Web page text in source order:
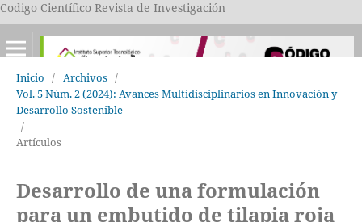
Codigo Científico Revista de Investigación
Inicio / Archivos /
Vol. 5 Núm. 2 (2024): Avances Multidisciplinarios en Innovación y
Desarrollo Sostenible
/
Artículos
Desarrollo de una formulación
para un embutido de tilapia roja